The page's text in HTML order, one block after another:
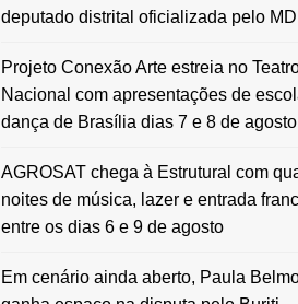
deputado distrital oficializada pelo
Projeto Conexão Arte estreia no
Nacional com apresentações de
dança de Brasília dias 7 e 8 de agosto
AGROSAT chega à Estrutural com
noites de música, lazer e entrada
entre os dias 6 e 9 de agosto
Em cenário ainda aberto, Paula